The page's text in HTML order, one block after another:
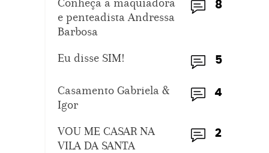
8
e penteadista Andressa
Barbosa
5
Eu disse SIM!
4
Casamento Gabriela &
Igor
2
VOU ME CASAR NA
VILA DA SANTA